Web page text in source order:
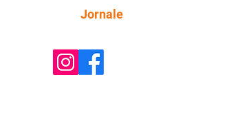
comentam sobre a possível jazida de
tungstênio na região. Virgínia provoca
Jornale